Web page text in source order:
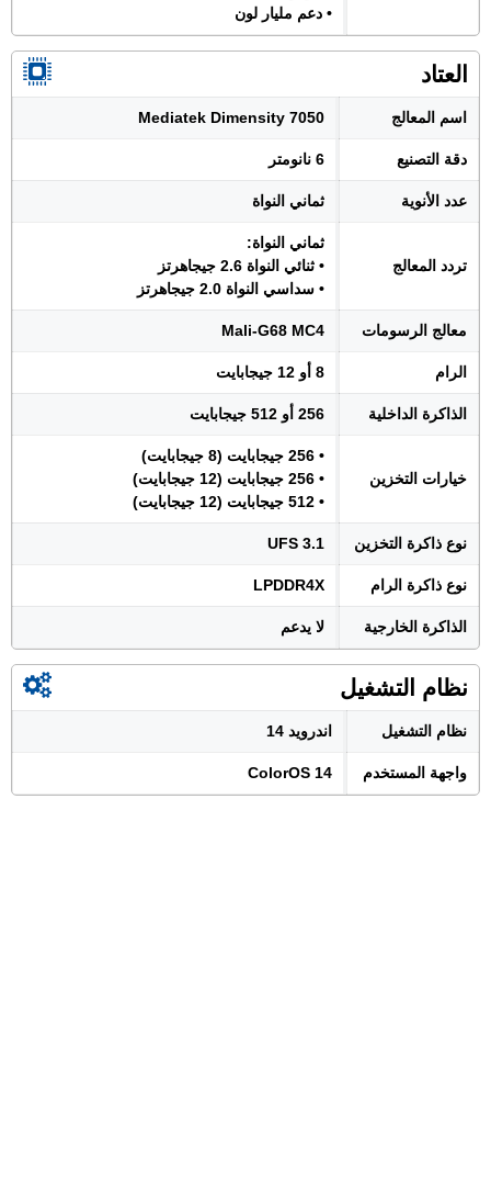
• دعم مليار لون
العتاد
اسم المعالج Mediatek Dimensity 7050
دقة التصنيع 6 نانومتر
عدد الأنوية ثماني النواة
تردد المعالج
ثماني النواة:
• ثنائي النواة 2.6 جيجاهرتز
• سداسي النواة 2.0 جيجاهرتز
معالج الرسومات Mali-G68 MC4
الرام 8 أو 12 جيجابايت
الذاكرة الداخلية 256 أو 512 جيجابايت
خيارات التخزين
• 256 جيجابايت (8 جيجابايت)
• 256 جيجابايت (12 جيجابايت)
• 512 جيجابايت (12 جيجابايت)
نوع ذاكرة التخزين UFS 3.1
نوع ذاكرة الرام LPDDR4X
الذاكرة الخارجية لا يدعم
نظام التشغيل
نظام التشغيل اندرويد 14
واجهة المستخدم ColorOS 14